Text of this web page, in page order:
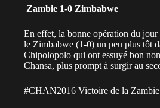
Zambie 1-0 Zimbabwe
En effet, la bonne opération du jour
le Zimbabwe (1-0) un peu plus tôt
Chipolopolo qui ont essuyé bon
Chansa, plus prompt à surgir au
#CHAN2016 Victoire de la